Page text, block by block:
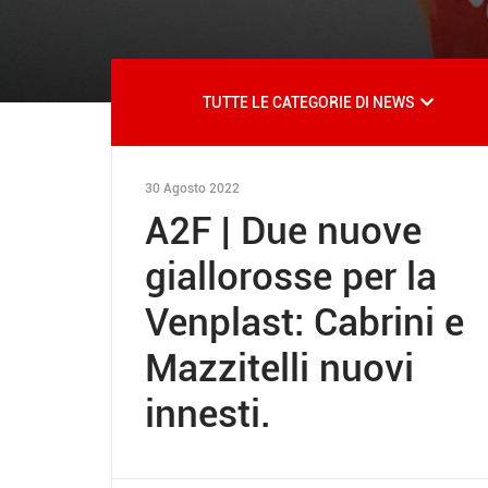
TUTTE LE CATEGORIE DI NEWS
30 Agosto 2022
A2F | Due nuove
giallorosse per la
Venplast: Cabrini e
Mazzitelli nuovi
innesti.